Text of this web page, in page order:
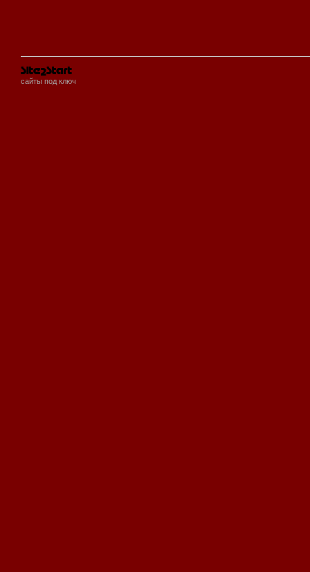
сайты под ключ